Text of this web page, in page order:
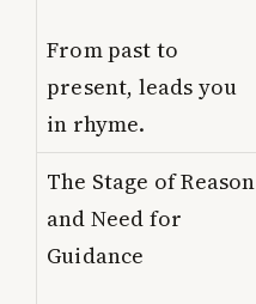
From past to
present, leads you
in rhyme.
The Stage of Reason
and Need for
Guidance